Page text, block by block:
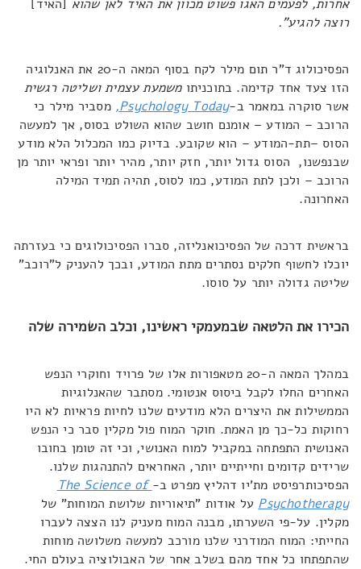
אחרות, לפעמים האגו פשוט מכוון את האיד לאן שהוא [האיד]
רוצה להגיע".
הפסיכולוג ד"ר תום מילר לקח בסוף המאה ה-20 את האנלוגיה
הזו צעד אחד קדימה. בתוכניתומשמעת עצמית ושליטה רגשית
אשר סוקרה במאמר ב-Psychology Today, מסביר מילר כי
הרוכב – המודע – אומנם חושב שהוא השולט בסוס, אך למעשה
הסוס –תת-המודע – הוא שקובע. בדיוק כמו המכלול הלא מודע
שבנפשנו, הסוס גדול יותר, חזק יותר, מהיר יותר ופראי יותר מן
הרוכב – ולכן לתת המודע, כמו לסוס, תהיה תמיד המילה
האחרונה.
בראשית דרכה של הפסיכואנליזה, סברו הפסיכולוגים כי בעזרתה
יוכלו לחשוף חלקים נסתרים מתת המודע, ובכך להעניק ל"רוכב"
שליטה גדולה יותר על סוסו.
הכירו את הלטאה שבמעמקי ראשינו, וכלב השמירה שלה
במהלך המאה ה-20 מטאפורות אלו של פרויד וחוקרי הנפש
האחרים החלו לקבל ביסוס אנטומי. מסתבר שהאנלוגיות
הממשילות את היצרים הלא מודעים שלנו לחיות פראיות לא היו
רחוקות כל-כך מן האמת. חוקר המוח פול מקלין סבר כי הנפש
האנושית התפתחה במקביל למוח האנושי, וכי זה טומן בחובו
שרידים קדומים וחייתיים יותר, האחראים להתנהגות שלנו.
הפסיכותרפיסט מת'יו דהליץ מפרט ב- The Science of
Psychotherapy על אודות "תיאוריות שלושת המוחות" של
מקלין. על-פי השערתו, מבנה המוח מעניק לנו הצצה לעברו
החייתי: המוח המודרני שלנו מורכב למעשה משלושה מוחות
שהתפתחו כל אחד מהם בשלב אחר של האבולוציה בעולם החי.